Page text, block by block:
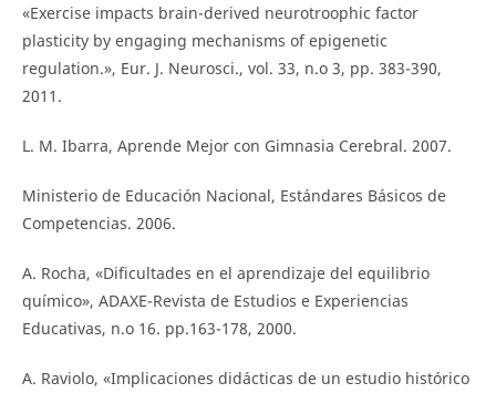
«Exercise impacts brain-derived neurotroophic factor
plasticity by engaging mechanisms of epigenetic
regulation.», Eur. J. Neurosci., vol. 33, n.o 3, pp. 383-390,
2011.
L. M. Ibarra, Aprende Mejor con Gimnasia Cerebral. 2007.
Ministerio de Educación Nacional, Estándares Básicos de
Competencias. 2006.
A. Rocha, «Dificultades en el aprendizaje del equilibrio
químico», ADAXE-Revista de Estudios e Experiencias
Educativas, n.o 16. pp.163-178, 2000.
A. Raviolo, «Implicaciones didácticas de un estudio histórico